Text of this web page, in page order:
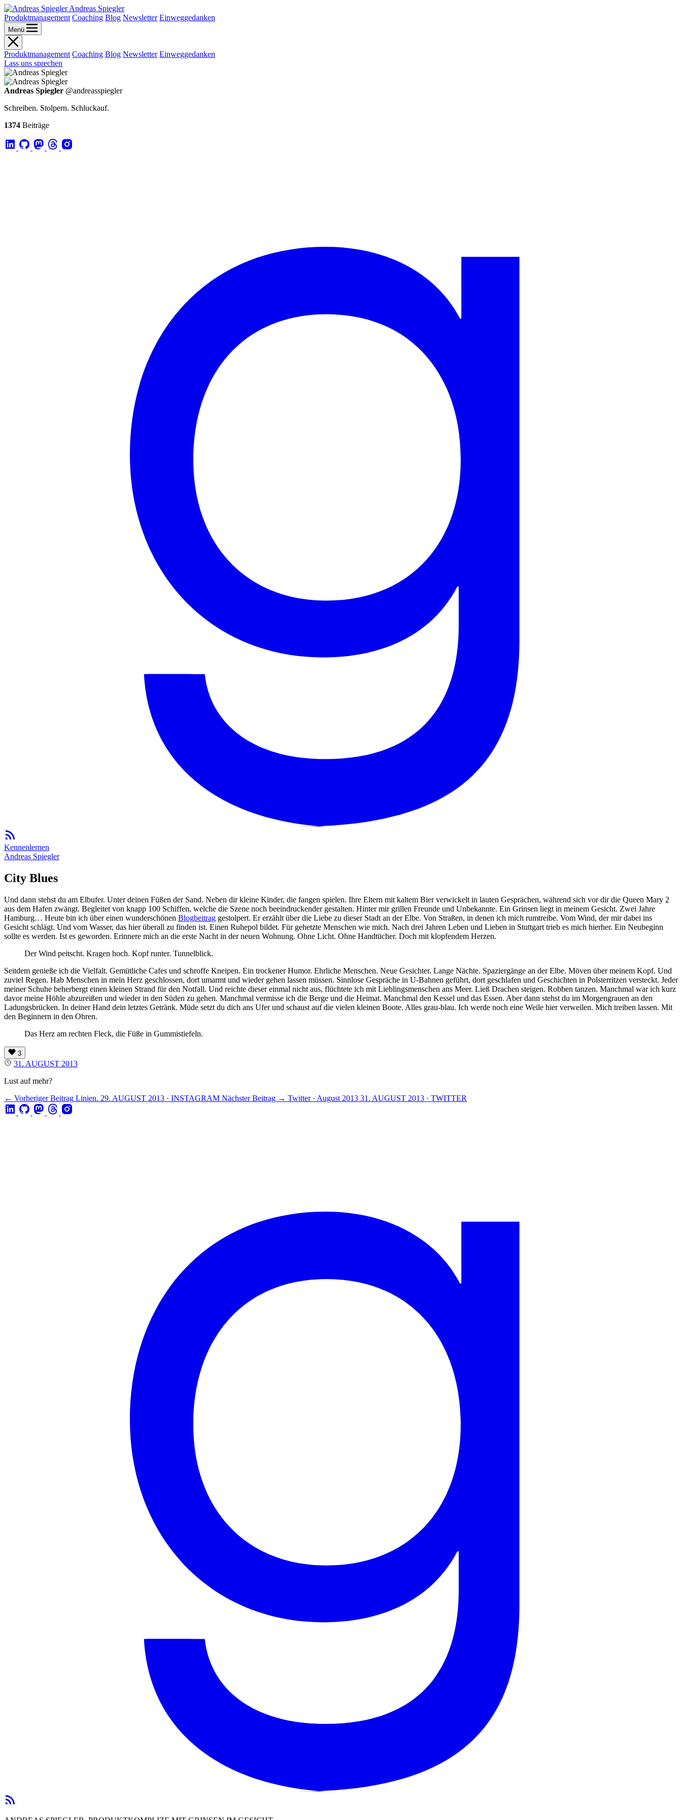
Andreas Spiegler
Produktmanagement Coaching Blog Newsletter Einweggedanken
Menü
Produktmanagement Coaching Blog Newsletter Einweggedanken
Lass uns sprechen
Andreas Spiegler @andreasspiegler
Schreiben. Stolpern. Schluckauf.
1374 Beiträge
Kennenlernen
Andreas Spiegler
City Blues
Und dann stehst du am Elbufer. Unter deinen Füßen der Sand. Neben dir kleine Kinder, die fangen spielen. Ihre Eltern mit kaltem Bier verwickelt in lauten Gesprächen, während sich vor dir die Queen Mary 2
aus dem Hafen zwängt. Begleitet von knapp 100 Schiffen, welche die Szene noch beeindruckender gestalten. Hinter mir grillen Freunde und Unbekannte. Ein Grinsen liegt in meinem Gesicht. Zwei Jahre
Hamburg… Heute bin ich über einen wunderschönen Blogbeitrag gestolpert. Er erzählt über die Liebe zu dieser Stadt an der Elbe. Von Straßen, in denen ich mich rumtreibe. Vom Wind, der mir dabei ins
Gesicht schlägt. Und vom Wasser, das hier überall zu finden ist. Einen Ruhepol bildet. Für gehetzte Menschen wie mich. Nach drei Jahren Leben und Lieben in Stuttgart trieb es mich hierher. Ein Neubeginn
sollte es werden. Ist es geworden. Erinnere mich an die erste Nacht in der neuen Wohnung. Ohne Licht. Ohne Handtücher. Doch mit klopfendem Herzen.
Der Wind peitscht. Kragen hoch. Kopf runter. Tunnelblick.
Seitdem genieße ich die Vielfalt. Gemütliche Cafes und schroffe Kneipen. Ein trockener Humor. Ehrliche Menschen. Neue Gesichter. Lange Nächte. Spaziergänge an der Elbe. Möven über meinem Kopf. Und
zuviel Regen. Hab Menschen in mein Herz geschlossen, dort umarmt und wieder gehen lassen müssen. Sinnlose Gespräche in U-Bahnen geführt, dort geschlafen und Geschichten in Polsterritzen versteckt. Jeder
meiner Schuhe beherbergt einen kleinen Strand für den Notfall. Und reichte dieser einmal nicht aus, flüchtete ich mit Lieblingsmenschen ans Meer. Ließ Drachen steigen. Robben tanzen. Manchmal war ich kurz
davor meine Höhle abzureißen und wieder in den Süden zu gehen. Manchmal vermisse ich die Berge und die Heimat. Manchmal den Kessel und das Essen. Aber dann stehst du im Morgengrauen an den
Ladungsbrücken. In deiner Hand dein letztes Getränk. Müde setzt du dich ans Ufer und schaust auf die vielen kleinen Boote. Alles grau-blau. Ich werde noch eine Weile hier verweilen. Mich treiben lassen. Mit
den Beginnern in den Ohren.
Das Herz am rechten Fleck, die Füße in Gummistiefeln.
3
31. AUGUST 2013
Lust auf mehr?
← Vorheriger Beitrag Linien. 29. AUGUST 2013 · INSTAGRAM Nächster Beitrag → Twitter · August 2013 31. AUGUST 2013 · TWITTER